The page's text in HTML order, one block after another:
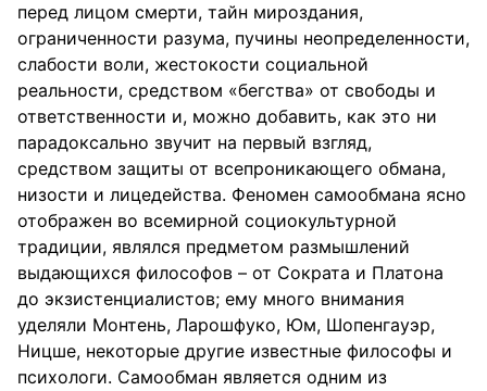
перед лицом смерти, тайн мироздания,
ограниченности разума, пучины неопределенности,
слабости воли, жестокости социальной
реальности, средством «бегства» от свободы и
ответственности и, можно добавить, как это ни
парадоксально звучит на первый взгляд,
средством защиты от всепроникающего обмана,
низости и лицедейства. Феномен самообмана ясно
отображен во всемирной социокультурной
традиции, являлся предметом размышлений
выдающихся философов – от Сократа и Платона
до экзистенциалистов; ему много внимания
уделяли Монтень, Ларошфуко, Юм, Шопенгауэр,
Ницше, некоторые другие известные философы и
психологи. Самообман является одним из